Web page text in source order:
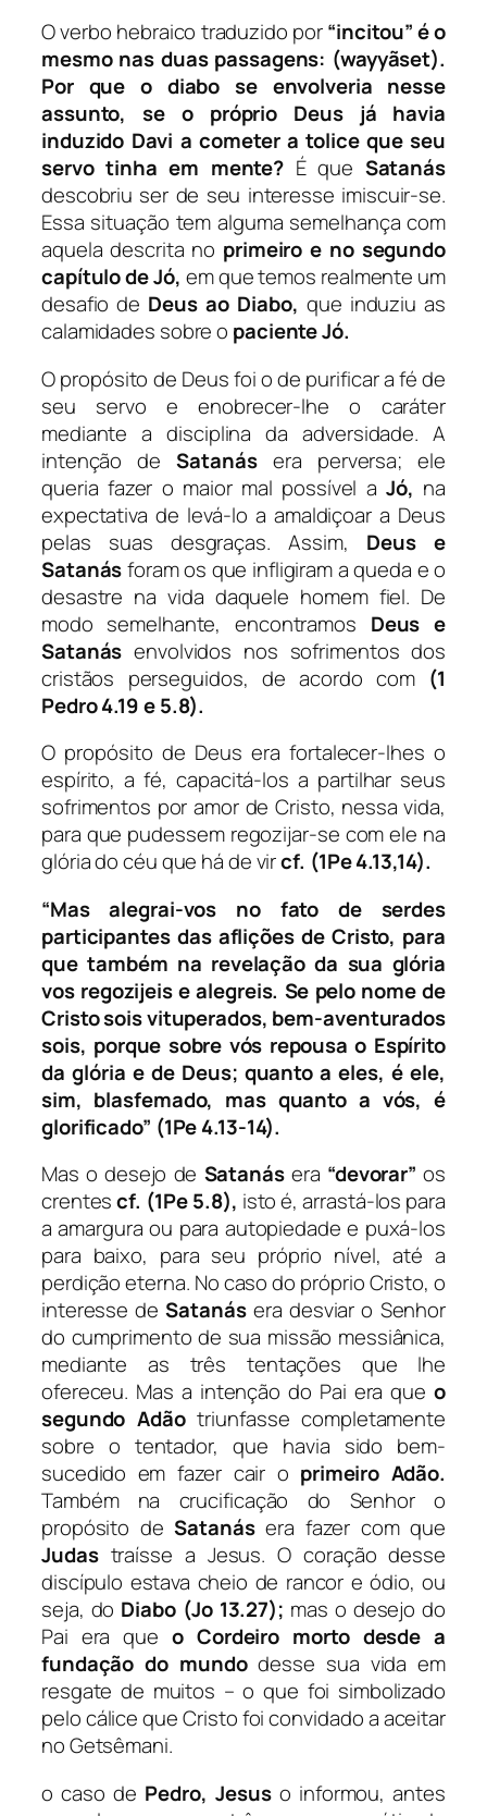
O verbo hebraico traduzido por“incitou” é o
mesmo nas duas passagens: (wayyãset).
Por que o diabo se envolveria nesse
assunto, se o próprio Deus já havia
induzido Davi a cometer a tolice que seu
servo tinha em mente? É que Satanás
descobriu ser de seu interesse imiscuir-se.
Essa situação tem alguma semelhança com
aquela descrita no primeiro e no segundo
capítulo de Jó, em que temos realmente um
desafio de Deus ao Diabo, que induziu as
calamidades sobre o paciente Jó.
O propósito de Deus foi o de purificar a fé de
seu servo e enobrecer-lhe o caráter
mediante a disciplina da adversidade. A
intenção deSatanásera perversa; ele
queria fazer o maior mal possível aJó, na
expectativa de levá-lo a amaldiçoar a Deus
pelas suas desgraças. Assim, Deus e
Satanásforam os que infligiram a queda e o
desastre na vida daquele homem fiel. De
modo semelhante, encontramos Deus e
Satanás envolvidos nos sofrimentos dos
cristãos perseguidos, de acordo com (1
Pedro 4.19 e 5.8).
O propósito de Deus era fortalecer-lhes o
espírito, a fé, capacitá-los a partilhar seus
sofrimentos por amor de Cristo, nessa vida,
para que pudessem regozijar-se com ele na
glória do céu que há de vircf. (1Pe 4.13,14).
“Mas alegrai-vos no fato de serdes
participantes das aflições de Cristo, para
que também na revelação da sua glória
vos regozijeis e alegreis. Se pelo nome de
Cristo sois vituperados, bem-aventurados
sois, porque sobre vós repousa o Espírito
da glória e de Deus; quanto a eles, é ele,
sim, blasfemado, mas quanto a vós, é
glorificado” (1Pe 4.13-14).
Mas o desejo de Satanásera “devorar” os
crentescf. (1Pe 5.8), isto é, arrastá-los para
a amargura ou para autopiedade e puxá-los
para baixo, para seu próprio nível, até a
perdição eterna. No caso do próprio Cristo, o
interesse deSatanásera desviar o Senhor
do cumprimento de sua missão messiânica,
mediante as três tentações que lhe
ofereceu. Mas a intenção do Pai era queo
segundo Adãotriunfasse completamente
sobre o tentador, que havia sido bem-
sucedido em fazer cair o primeiro Adão.
Também na crucificação do Senhor o
propósito deSatanásera fazer com que
Judastraísse a Jesus. O coração desse
discípulo estava cheio de rancor e ódio, ou
seja, do Diabo (Jo 13.27); mas o desejo do
Pai era queo Cordeiro morto desde a
fundação do mundodesse sua vida em
resgate de muitos – o que foi simbolizado
pelo cálice que Cristo foi convidado a aceitar
no Getsêmani.
o caso de Pedro, Jesus o informou, antes